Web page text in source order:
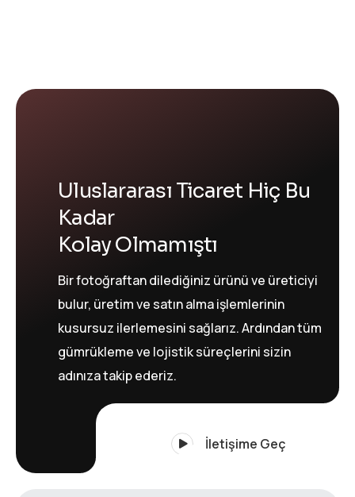
Uluslararası Ticaret Hiç Bu
Kadar
Kolay Olmamıştı
Bir fotoğraftan dilediğiniz ürünü ve üreticiyi
bulur, üretim ve satın alma işlemlerinin
kusursuz ilerlemesini sağlarız. Ardından tüm
gümrükleme ve lojistik süreçlerini sizin
adınıza takip ederiz.
İletişime Geç